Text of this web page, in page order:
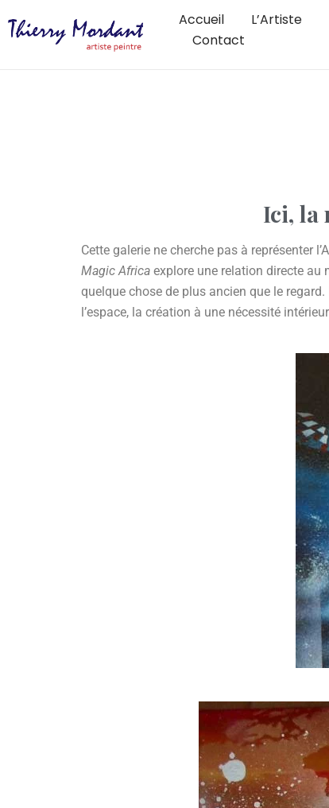
Accueil L’Artiste
Contact
Ici, la
Cette galerie ne cherche pas à représenter
Magic Africa explore une relation directe au
quelque chose de plus ancien que le
l’espace, la création à une nécessité